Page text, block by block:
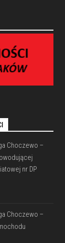
Choczewo –
nr DP
Choczewo –